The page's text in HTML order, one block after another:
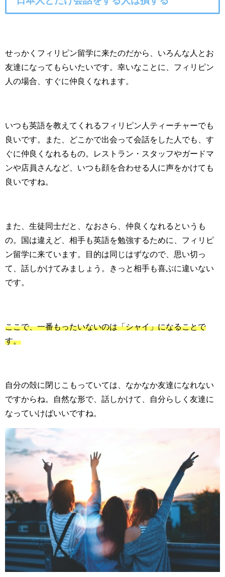
せっかくフィリピン留学に来たのだから、いろんな人とお
友達になってもらいたいです。幸いなことに、フィリピン
人の場合、すぐに仲良くなれます。
いつも英語を教えてくれるフィリピン人ティーチャーでも
良いです。また、どこかで出会って会話をした人でも、す
ぐに仲良くなれるもの。レストラン・スタッフやガードマ
ンや店員さんなど、いつも顔を合わせる人に声をかけても
良いですね。
また、生徒同士だと、なおさら、仲良くなれるというも
の。国は違えど、相手も英語を勉強するために、フィリピ
ン留学に来ています。目的は同じはずなので、思い切っ
て、話しかけてみましょう。きっと相手も喜ぶに違いない
です。
ここで、一番もったいないのは「シャイ」になることで
す。
自分の殻に閉じこもっていては、なかなか友達になれない
ですからね。自然な形で、話しかけて、自分らしく友達に
なっていけばいいですね。